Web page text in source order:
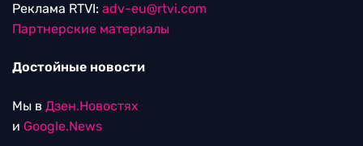
Реклама RTVI: adv-eu@rtvi.com
Партнерские материалы
Достойные новости
Мы в Дзен.Новостях
и Google.News